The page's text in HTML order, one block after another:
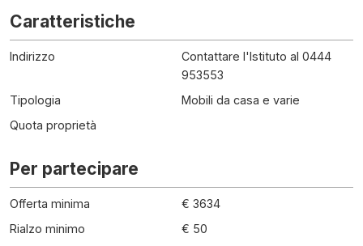
Caratteristiche
Indirizzo
Contattare l'Istituto al 0444
953553
Tipologia
Mobili da casa e varie
Quota proprietà
Per partecipare
Offerta minima
€ 3634
Rialzo minimo
€ 50